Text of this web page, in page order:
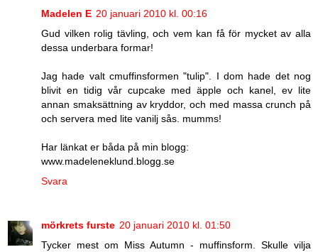
Madelen E 20 januari 2010 kl. 00:16
Gud vilken rolig tävling, och vem kan få för mycket av alla
dessa underbara formar!
Jag hade valt cmuffinsformen "tulip". I dom hade det nog
blivit en tidig vår cupcake med äpple och kanel, ev lite
annan smaksättning av kryddor, och med massa crunch på
och servera med lite vanilj sås. mumms!
Har länkat er båda på min blogg:
www.madeleneklund.blogg.se
Svara
mörkrets furste 20 januari 2010 kl. 01:50
Tycker mest om Miss Autumn - muffinsform. Skulle vilja